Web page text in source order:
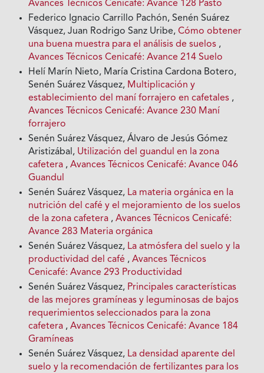
Avances Técnicos Cenicafé: Avance 128 Pasto
Federico Ignacio Carrillo Pachón, Senén Suárez
Vásquez, Juan Rodrigo Sanz Uribe,Cómo obtener
una buena muestra para el análisis de suelos ,
Avances Técnicos Cenicafé: Avance 214 Suelo
Helí Marín Nieto, María Cristina Cardona Botero,
Senén Suárez Vásquez, Multiplicación y
establecimiento del maní forrajero en cafetales ,
Avances Técnicos Cenicafé: Avance 230 Maní
forrajero
Senén Suárez Vásquez, Álvaro de Jesús Gómez
Aristizábal, Utilización del guandul en la zona
cafetera ,Avances Técnicos Cenicafé: Avance 046
Guandul
Senén Suárez Vásquez, La materia orgánica en la
nutrición del café y el mejoramiento de los suelos
de la zona cafetera ,Avances Técnicos Cenicafé:
Avance 283 Materia orgánica
Senén Suárez Vásquez, La atmósfera del suelo y la
productividad del café ,Avances Técnicos
Cenicafé: Avance 293 Productividad
Senén Suárez Vásquez, Principales características
de las mejores gramíneas y leguminosas de bajos
requerimientos seleccionados para la zona
cafetera ,Avances Técnicos Cenicafé: Avance 184
Gramíneas
Senén Suárez Vásquez, La densidad aparente del
suelo y la recomendación de fertilizantes para los